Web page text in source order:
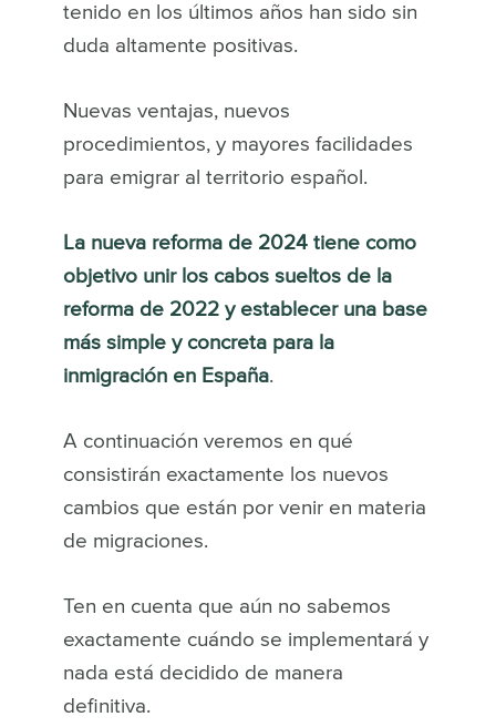
tenido en los últimos años han sido sin
duda altamente positivas.
Nuevas ventajas, nuevos
procedimientos, y mayores facilidades
para emigrar al territorio español.
La nueva reforma de 2024 tiene como
objetivo unir los cabos sueltos de la
reforma de 2022 y establecer una base
más simple y concreta para la
inmigración en España.
A continuación veremos en qué
consistirán exactamente los nuevos
cambios que están por venir en materia
de migraciones.
Ten en cuenta que aún no sabemos
exactamente cuándo se implementará y
nada está decidido de manera
definitiva.